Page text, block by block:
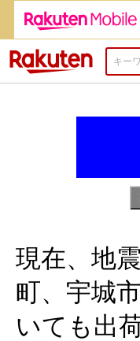
楽天市場
現在、地
町、宇城
いても出